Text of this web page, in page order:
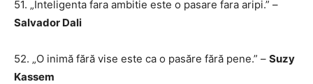
51. „Inteligenta fara ambitie este o pasare fara aripi.” –
Salvador Dali
52. „O inimă fără vise este ca o pasăre fără pene.” – Suzy
Kassem